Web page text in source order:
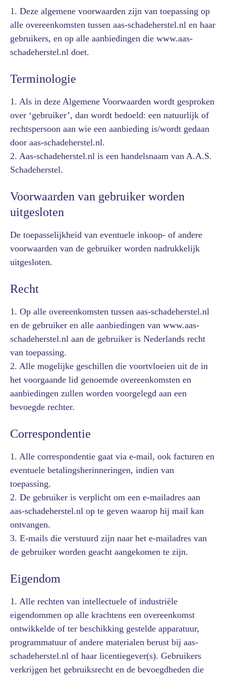
1. Deze algemene voorwaarden zijn van toepassing op
alle overeenkomsten tussen aas-schadeherstel.nl en haar
gebruikers, en op alle aanbiedingen die www.aas-
schadeherstel.nl doet.
Terminologie
1. Als in deze Algemene Voorwaarden wordt gesproken
over ‘gebruiker’, dan wordt bedoeld: een natuurlijk of
rechtspersoon aan wie een aanbieding is/wordt gedaan
door aas-schadeherstel.nl.
2. Aas-schadeherstel.nl is een handelsnaam van A.A.S.
Schadeherstel.
Voorwaarden van gebruiker worden
uitgesloten
De toepasselijkheid van eventuele inkoop- of andere
voorwaarden van de gebruiker worden nadrukkelijk
uitgesloten.
Recht
1. Op alle overeenkomsten tussen aas-schadeherstel.nl
en de gebruiker en alle aanbiedingen van www.aas-
schadeherstel.nl aan de gebruiker is Nederlands recht
van toepassing.
2. Alle mogelijke geschillen die voortvloeien uit de in
het voorgaande lid genoemde overeenkomsten en
aanbiedingen zullen worden voorgelegd aan een
bevoegde rechter.
Correspondentie
1. Alle correspondentie gaat via e-mail, ook facturen en
eventuele betalingsherinneringen, indien van
toepassing.
2. De gebruiker is verplicht om een e-mailadres aan
aas-schadeherstel.nl op te geven waarop hij mail kan
ontvangen.
3. E-mails die verstuurd zijn naar het e-mailadres van
de gebruiker worden geacht aangekomen te zijn.
Eigendom
1. Alle rechten van intellectuele of industriële
eigendommen op alle krachtens een overeenkomst
ontwikkelde of ter beschikking gestelde apparatuur,
programmatuur of andere materialen berust bij aas-
schadeherstel.nl of haar licentiegever(s). Gebruikers
verkrijgen het gebruiksrecht en de bevoegdheden die